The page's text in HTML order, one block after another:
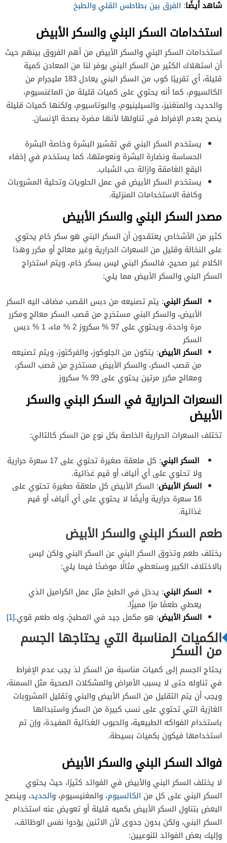
شاهد أيضًا: الفرق بين بطاطس القلي والطبخ
استخدامات السكر البني والسكر الأبيض
استخدامات السكر البني والسكر الأبيض من أهم الفروق بينهم حيث
أن استهلاك الكثير من السكر البني يوفر لنا من المعادن كمية
قليلة، أي تقريبًا كوب من السكر البني يعادل 183 مليجرام من
الكالسيوم، كما أنه يحتوي على كميات قليلة من الماغنسيوم،
والحديد، والمنغنيز، والسيلينيوم، والبوتاسيوم، ولكنها كميات قليلة
ينصح بعدم الإفراط في تناولها لأنها مضرة بصحة الإنسان.
يستخدم السكر البني في تقشير البشرة وخاصة البشرة
الحساسة ونضارة البشرة ونعومتها، كما يستخدم في إخفاء
البقع الغامقة وازالة حب الشباب.
يستخدم السكر الأبيض في عمل الحلويات وتحلية المشروبات
وكافة الاستخدامات المنزلية.
مصدر السكر البني والسكر الأبيض
كثير من الأشخاص يعتقدون أن السكر البني هو سكر خام يحتوي
على النخالة وقليل من السعرات الحرارية وغير معالج أو مكرر وهذا
الكلام غير صحيح، فالسكر البني ليس بسكر خام، ويتم استخراج
السكر البني والسكر الأبيض مما يلي:
السكر البني: يتم تصنيعه من دبس القصب مضاف اليه السكر
الأبيض، والسكر البني مستخرج من قصب السكر معالج ومكرر
مرة واحدة، ويحتوي على 97 % سكروز 2 % ماء، 1 % دبس
السكر
السكر الأبيض: يتكون من الجلوكوز، والفركتوز، ويتم تصنيعه
من قصب السكر، والسكر الأبيض مستخرج من قصب السكر،
ومعالج مكرر مرتين يحتوي على 99 % سكروز
السعرات الحرارية في السكر البني والسكر
الأبيض
تختلف السعرات الحرارية الخاصة بكل نوع من السكر كالتالي:
السكر البني
: كل ملعقة صغيرة تحتوي على 17 سعرة حرارية
ولا تحتوي على أي ألياف أو قيم غذائية.
السكر الأبيض: السكر الأبيض كل ملعقة صغيرة تحتوي على
16 سعرة حرارية وأيضًا لا يحتوي على أي ألياف أو قيم
غذائية.
طعم السكر البني والسكر الأبيض
يختلف طعم وتذوق السكر البني عن السكر البني ولكن ليس
بالاختلاف الكبير وسنعطي مثالًا موضحًا فيما يلي:
السكر البني: يدخل في الطبخ مثل عمل الكراميل الذي
يعطي طعمًا مرًا مميزًا.
السكر الأبيض: هو مكمل جيد في المطبخ، وله طعم قوي.[1]
الكميات المناسبة التي يحتاجها الجسم
من السكر
يحتاج الجسم إلى كميات مناسبة من السكر لذ يجب عدم الإفراط
في تناوله حتى لا يسبب الأمراض والمشكلات الصحية مثل السمنة،
ويجب أن يتم التقليل من السكر الأبيض والبني وتقليل المشروبات
الغازية التي تحتوي على نسب كبيرة من السكر واستبدالها
باستخدام الفواكه الطبيعية، والحبوب الغذائية المفيدة، وإن تم
استخدامها فيكون بكميات بسيطة.
فوائد السكر البني والسكر الأبيض
لا يختلف السكر البني والأبيض في الفوائد كثيرًا، حيث يحتوي
السكر البني على كل من الكالسيوم، والمغنيسيوم، والحديد، وينصح
البعض بتناول السكر الأبيض بكميه قليلة أو تعويض عنه استخدام
السكر البني، ولكن بدون جدوى لأن الاثنين يؤدوا نفس الوظائف،
وإليك بعض الفوائد للنوعيين: